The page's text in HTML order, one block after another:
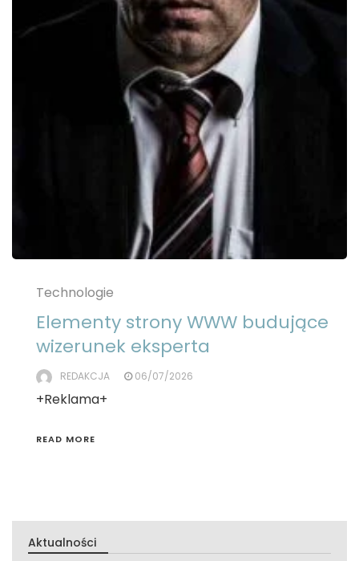
Technologie
Elementy strony WWW budujące
wizerunek eksperta
REDAKCJA 06/07/2026
+Reklama+
READ MORE
Aktualności